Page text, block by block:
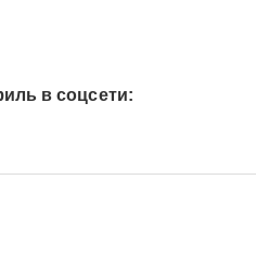
в соцсети: